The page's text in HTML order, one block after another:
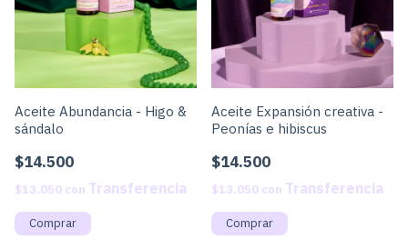
Aceite Abundancia - Higo &
sándalo
$14.500
$13.050 con
Aceite Expansión creativa -
Peonías e hibiscus
$14.500
$13.050 con